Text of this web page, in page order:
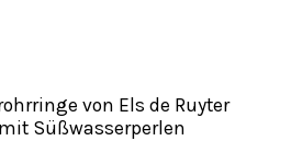
von Els de Ruyter
mit Süßwasserperlen